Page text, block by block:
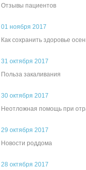
Отзывы пациентов
01 ноября 2017
Как сохранить здоровье
31 октября 2017
Польза закаливания
30 октября 2017
Неотложная помощь при
29 октября 2017
Новости роддома
28 октября 2017